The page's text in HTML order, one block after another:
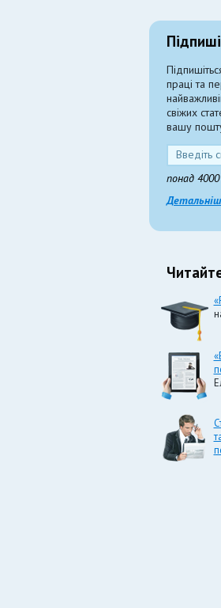
праці та
свіжих
вашу
понад 4000